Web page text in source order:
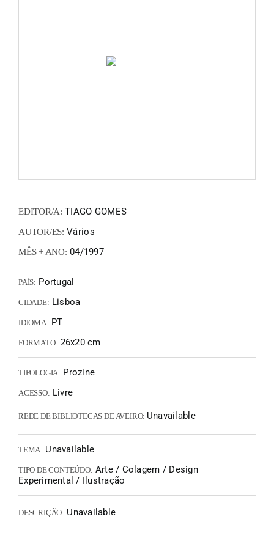
EDITOR/A: TIAGO GOMES
AUTOR/ES: Vários
MÊS + ANO: 04/1997
PAÍS: Portugal
CIDADE: Lisboa
IDIOMA: PT
FORMATO: 26x20 cm
TIPOLOGIA: Prozine
ACESSO: Livre
REDE DE BIBLIOTECAS DE AVEIRO: Unavailable
TEMA: Unavailable
TIPO DE CONTEÚDO: Arte / Colagem / Design
Experimental / Ilustração
DESCRIÇÃO: Unavailable